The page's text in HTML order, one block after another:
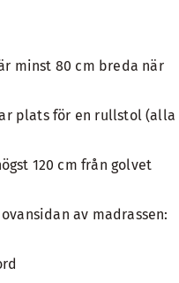
minst 80 cm breda när
plats för en rullstol (alla
120 cm från golvet
av madrassen: